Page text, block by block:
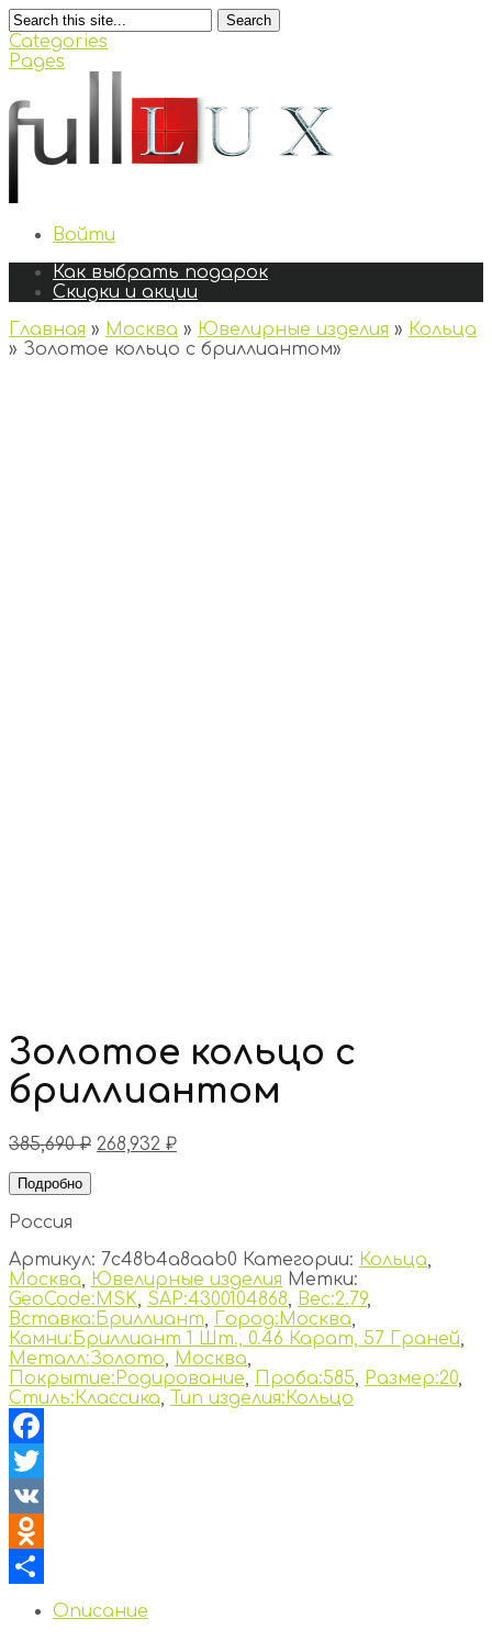
Search
Categories
Pages
Войти
Как выбрать подарок
Скидки и акции
Главная » Москва » Ювелирные изделия » Кольца
» Золотое кольцо с бриллиантом»
Золотое кольцо с
бриллиантом
385,690₽ 268,932 ₽
Подробно
Россия
Артикул: 7c48b4a8aab0 Категории: Кольца,
Москва, Ювелирные изделия Метки:
GeoCode:MSK, SAP:4300104868, Вес:2.79,
Вставка:Бриллиант, Город:Москва,
Камни:Бриллиант 1 Шт., 0.46 Карат, 57 Граней,
Металл:Золото, Москва,
Покрытие:Родирование, Проба:585, Размер:20,
Стиль:Классика, Тип изделия:Кольцо
Facebook
Twitter
VK
Odnoklassniki
Отправить
Описание